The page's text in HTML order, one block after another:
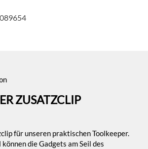
ZUSATZCLIP
für unseren praktischen Toolkeeper.
die Gadgets am Seil des